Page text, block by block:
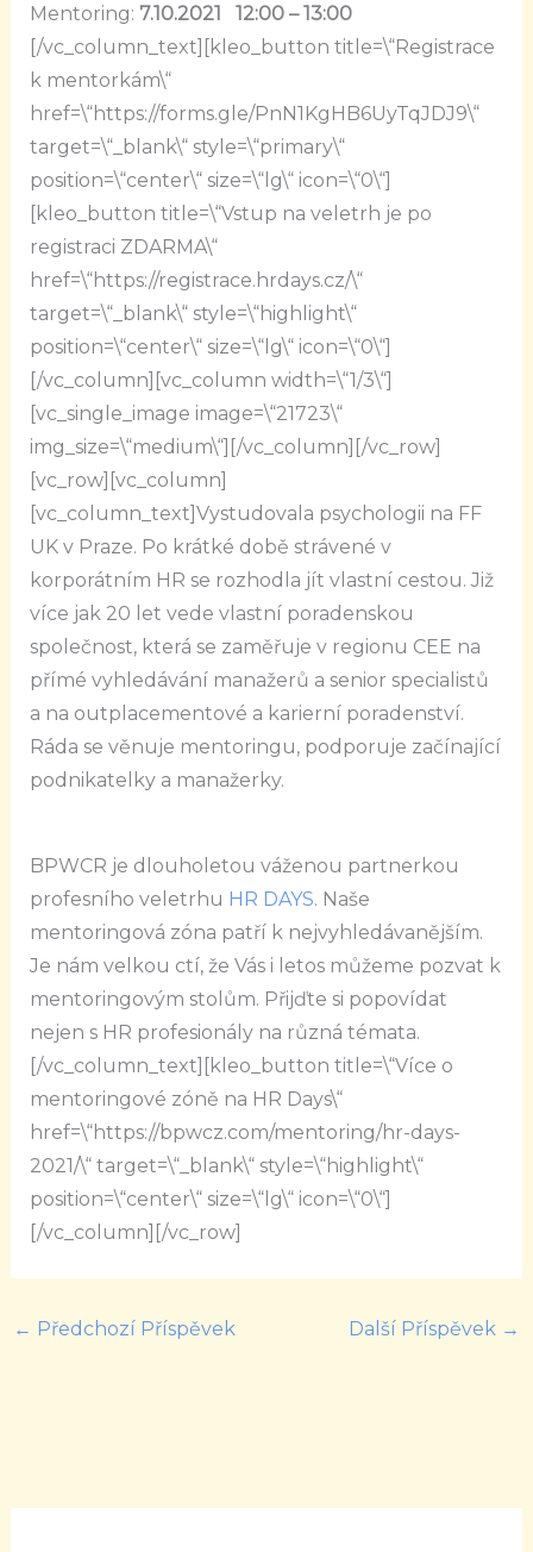
Mentoring: 7.10.2021 12:00 – 13:00
[/vc_column_text][kleo_button title=\“Registrace
k mentorkám\“
href=\“https://forms.gle/PnN1KgHB6UyTqJDJ9\“
target=\“_blank\“ style=\“primary\“
position=\“center\“ size=\“lg\“ icon=\“0\“]
[kleo_button title=\“Vstup na veletrh je po
registraci ZDARMA\“
href=\“https://registrace.hrdays.cz/\“
target=\“_blank\“ style=\“highlight\“
position=\“center\“ size=\“lg\“ icon=\“0\“]
[/vc_column][vc_column width=\“1/3\“]
[vc_single_image image=\“21723\“
img_size=\“medium\“][/vc_column][/vc_row]
[vc_row][vc_column]
[vc_column_text]Vystudovala psychologii na FF
UK v Praze. Po krátké době strávené v
korporátním HR se rozhodla jít vlastní cestou. Již
více jak 20 let vede vlastní poradenskou
společnost, která se zaměřuje v regionu CEE na
přímé vyhledávání manažerů a senior specialistů
a na outplacementové a karierní poradenství.
Ráda se věnuje mentoringu, podporuje začínající
podnikatelky a manažerky.
BPWCR je dlouholetou váženou partnerkou
profesního veletrhu HR DAYS. Naše
mentoringová zóna patří k nejvyhledávanějším.
Je nám velkou ctí, že Vás i letos můžeme pozvat k
mentoringovým stolům. Přijďte si popovídat
nejen s HR profesionály na různá témata.
[/vc_column_text][kleo_button title=\“Více o
mentoringové zóně na HR Days\“
href=\“https://bpwcz.com/mentoring/hr-days-
2021/\“ target=\“_blank\“ style=\“highlight\“
position=\“center\“ size=\“lg\“ icon=\“0\“]
[/vc_column][/vc_row]
← Předchozí Příspěvek Další Příspěvek →